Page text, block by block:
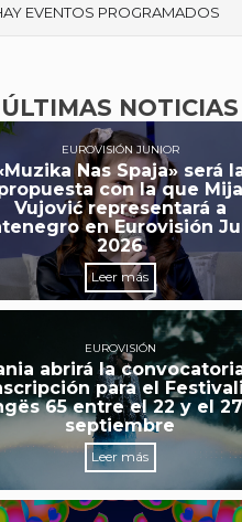
EVENTOS PROGRAMADOS
ÚLTIMAS NOTICIAS
EUROVISIÓN JUNIOR
Nas Spaja» será
con la que Mija
Vujović representará a
en Eurovisión
2026
Leer más
EUROVISIÓN
abrirá la
para el
65 entre el 22 y el
septiembre
Leer más